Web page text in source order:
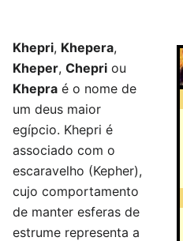
Khepri, Khepera,
Kheper, Chepri ou
Khepra é o nome de
um deus maior
egípcio. Khepri é
associado com o
escaravelho (Kepher),
cujo comportamento
de manter esferas de
estrume representa a